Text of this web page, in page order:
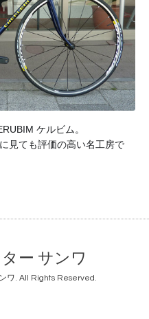
ケルビム。
見ても評価の高い名工房で
ー サンワ
ワ. All Rights Reserved.